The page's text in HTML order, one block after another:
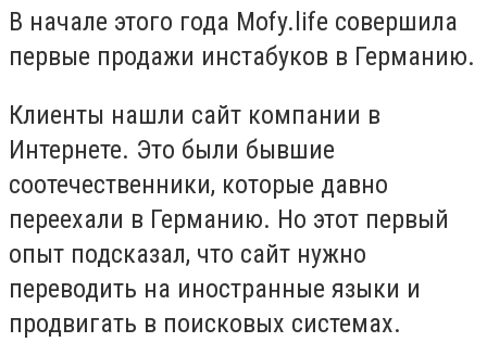
В начале этого года Mofy.life совершила
первые продажи инстабуков в Германию.
Клиенты нашли сайт компании в
Интернете. Это были бывшие
соотечественники, которые давно
переехали в Германию. Но этот первый
опыт подсказал, что сайт нужно
переводить на иностранные языки и
продвигать в поисковых системах.